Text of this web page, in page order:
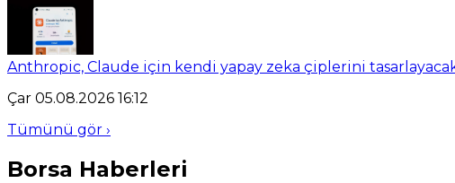
Anthropic, Claude için kendi yapay zeka çiplerini
Çar 05.08.2026 16:12
Tümünü gör ›
Borsa Haberleri